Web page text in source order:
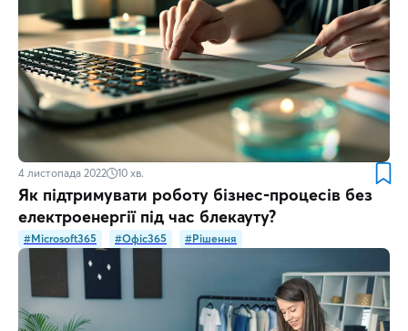
4 листопада 2022 10 хв.
Як підтримувати роботу бізнес-процесів без
електроенергії під час блекауту?
#Microsoft365 #Офіс365 #Рішення